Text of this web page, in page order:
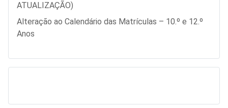
ATUALIZAÇÃO)
Alteração ao Calendário das Matrículas – 10.º e 12.º
Anos